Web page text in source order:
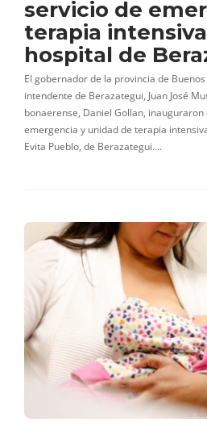
servicio de
terapia
hospital de
El gobernador de la provincia de
intendente de Berazategui, Juan José
bonaerense, Daniel Gollan, inauguraron
emergencia y unidad de terapia
Evita Pueblo, de Berazategui….